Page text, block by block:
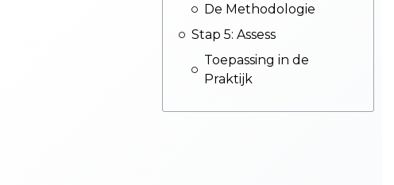
De Methodologie
Stap 5: Assess
Toepassing in de
Praktijk